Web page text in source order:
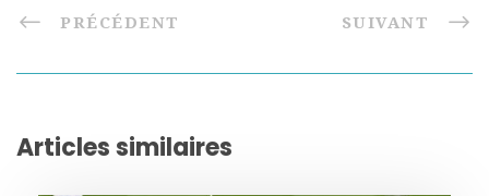
PRÉCÉDENT SUIVANT
Articles similaires